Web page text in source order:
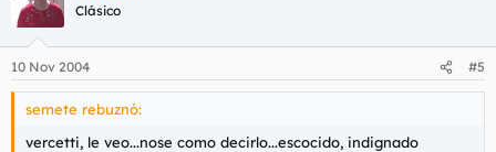
Buenas Tardes
Clásico
10 Nov 2004 #5
semete rebuznó:
vercetti, le veo...nose como decirlo...escocido, indignado